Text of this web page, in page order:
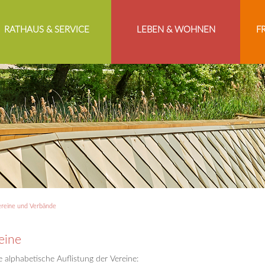
RATHAUS & SERVICE LEBEN & WOHNEN
und Verbände
alphabetische Auflistung der Vereine: